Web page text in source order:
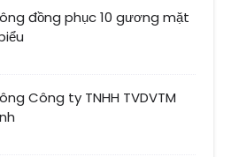
đồng phục 10 gương mặt
Công ty TNHH TVDVTM